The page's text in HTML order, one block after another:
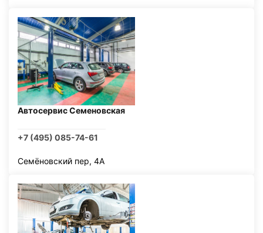
Автосервис Семеновская
+7 (495) 085-74-61
Семёновский пер, 4А